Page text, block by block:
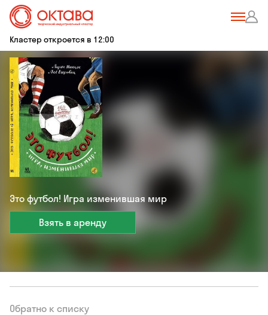
Кластер откроется в 12:00
Это футбол! Игра изменившая мир
Взять в аренду
Обратно к списку